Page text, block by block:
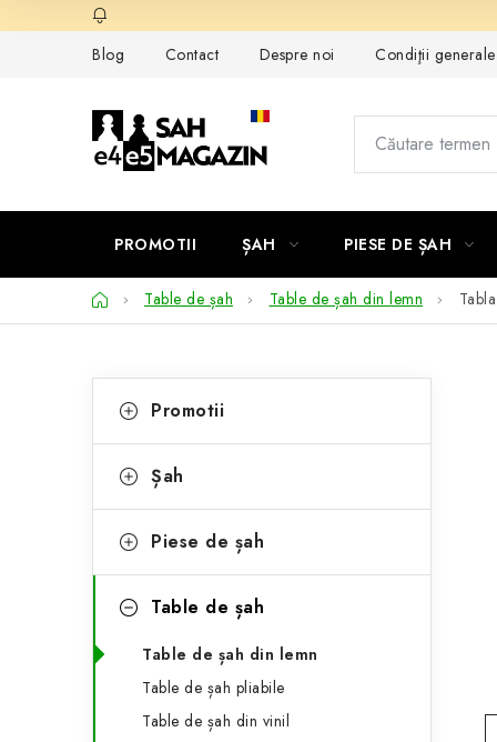
la
Blog
Contact Despre noi Condiţii
PROMOTII ȘAH PIESE DE ȘAH
AcasăTable de șah Table de șah din lemn
a
ă
l
t
peste
categorii
a
e
o
i
Promotii
Șah
Piese de șah
Table de șah
Table de șah din lemn
Table de șah pliabile
Table de șah din vinil